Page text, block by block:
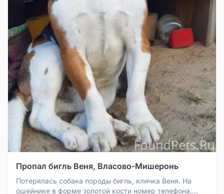
Пропал бигль Веня, Власово-Мишеронь
Потерялась собака породы бигль, кличка Веня. На
ошейнике в форме золотой кости номер телефона.